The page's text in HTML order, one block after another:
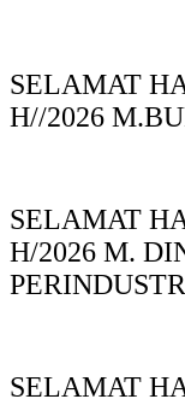
SELAMAT
H//2026
SELAMAT
H/2026 M.
SELAMAT